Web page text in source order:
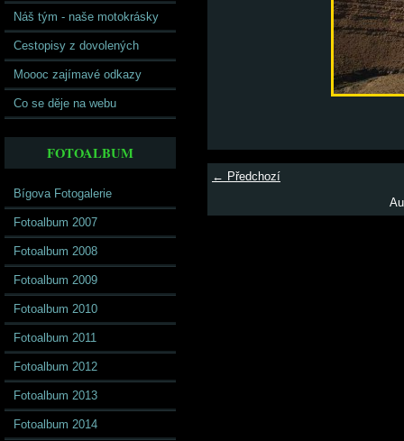
Náš tým - naše motokrásky
Cestopisy z dovolených
Moooc zajímavé odkazy
Co se děje na webu
FOTOALBUM
Bígova Fotogalerie
Fotoalbum 2007
Fotoalbum 2008
Fotoalbum 2009
Fotoalbum 2010
Fotoalbum 2011
Fotoalbum 2012
Fotoalbum 2013
Fotoalbum 2014
← Předchozí